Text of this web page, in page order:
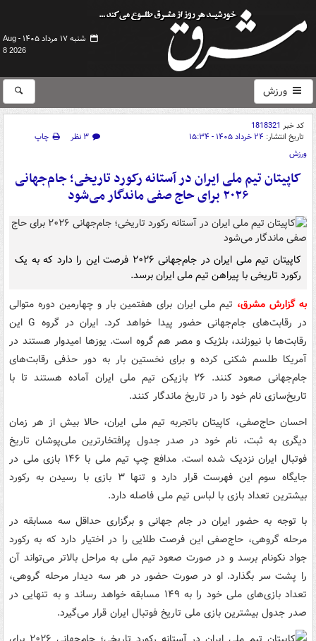
شنبه ۱۷ مرداد ۱۴۰۵ -
Aug
8 2026
ورزش
کد خبر 1818321
تاریخ انتشار: ۲۴ خرداد ۱۴۰۵ - ۱۵:۳۴ ۳ نظر
چاپ
ورزش
کاپیتان تیم‌ ملی ایران در آستانه رکورد تاریخی؛ جام‌جهانی
۲۰۲۶ برای حاج صفی ماندگار می‌شود
کاپیتان تیم ملی ایران در جام‌جهانی ۲۰۲۶ فرصت این را دارد که به یک
رکورد تاریخی با پیراهن تیم ملی ایران برسد.
به گزارش مشرق، تیم ملی ایران برای هفتمین بار و چهارمین دوره متوالی
در رقابت‌های جام‌جهانی حضور پیدا خواهد کرد. ایران در گروه G این
رقابت‌ها با نیوزلند، بلژیک و مصر هم گروه است. یوزها امیدوار هستند در
آمریکا طلسم شکنی کرده و برای نخستین بار به دور حذفی رقابت‌های
جام‌جهانی صعود کنند. ۲۶ بازیکن تیم ملی ایران آماده هستند تا با
تاریخ‌سازی نام خود را در تاریخ ماندگار کنند.
احسان حاج‌صفی، کاپیتان باتجربه تیم ملی ایران، حالا بیش از هر زمان
دیگری به ثبت، نام خود در صدر جدول پرافتخارترین ملی‌پوشان تاریخ
فوتبال ایران نزدیک شده است. مدافع چپ تیم ملی با ۱۴۶ بازی ملی در
جایگاه سوم این فهرست قرار دارد و تنها ۳ بازی با رسیدن به رکورد
بیشترین تعداد بازی با لباس تیم ملی فاصله دارد.
با توجه به حضور ایران در جام جهانی و برگزاری حداقل سه مسابقه در
مرحله گروهی، حاج‌صفی این فرصت طلایی را در اختیار دارد که به رکورد
جواد نکونام برسد و در صورت صعود تیم ملی به مراحل بالاتر می‌تواند آن
را پشت سر بگذارد. او در صورت حضور در هر سه دیدار مرحله گروهی،
تعداد بازی‌های ملی خود را به ۱۴۹ مسابقه خواهد رساند و به تنهایی در
صدر جدول بیشترین بازی ملی تاریخ فوتبال ایران قرار می‌گیرد.